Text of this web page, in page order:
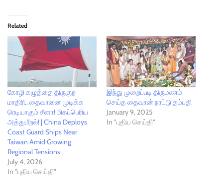
Related
கோழி கழுத்தை திருகுற
மாதிரி.. தைவானை முடிக்க
ரெடியாகும் சீனா! மிகப்பெரிய
அத்துமீறல்! | China Deploys
Coast Guard Ships Near
Taiwan Amid Growing
Regional Tensions
July 4, 2026
In "புதிய செய்தி"
இந்து முறைப்படி திருமணம்
செய்த தைவான் நாட்டு தம்பதி
January 9, 2025
In "புதிய செய்தி"